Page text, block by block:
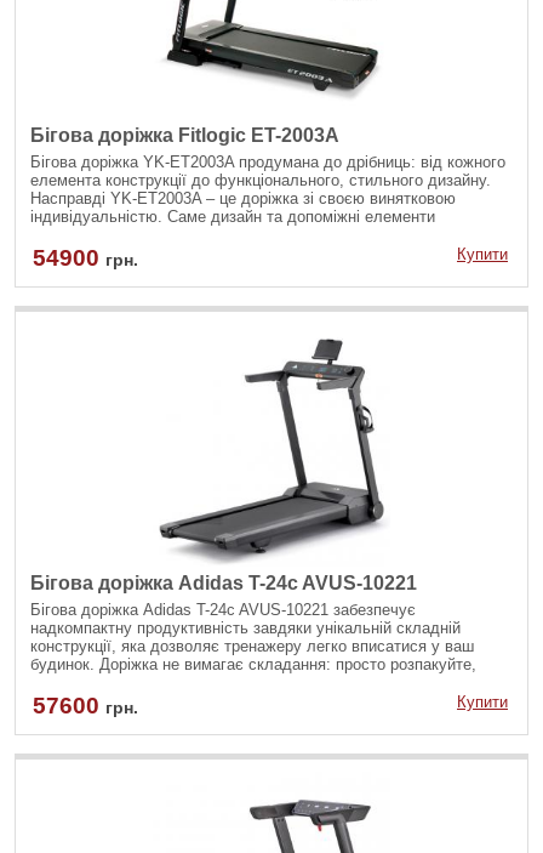
Бігова доріжка Fitlogic ET-2003A
Бігова доріжка YK-ET2003A продумана до дрібниць: від кожного
елемента конструкції до функціонального, стильного дизайну.
Насправді YK-ET2003A – це доріжка зі своєю винятковою
індивідуальністю. Саме дизайн та допоміжні елементи
функції, що роблять цю доріжку унікальною. Також доріжка
сумісна з безкоштовними мобільними додатками FITSHOW та
ZWIFT, де ви можете зберегти прогрес своїх занять або
спробувати варіанти тренувань, запропонованих цими
54900 грн. Купити
Бігова доріжка Adidas T-24c AVUS-10221
Бігова доріжка Adidas T-24c AVUS-10221 забезпечує
надкомпактну продуктивність завдяки унікальній складній
конструкції, яка дозволяє тренажеру легко вписатися у ваш
будинок. Доріжка не вимагає складання: просто розпакуйте,
57600 грн. Купити